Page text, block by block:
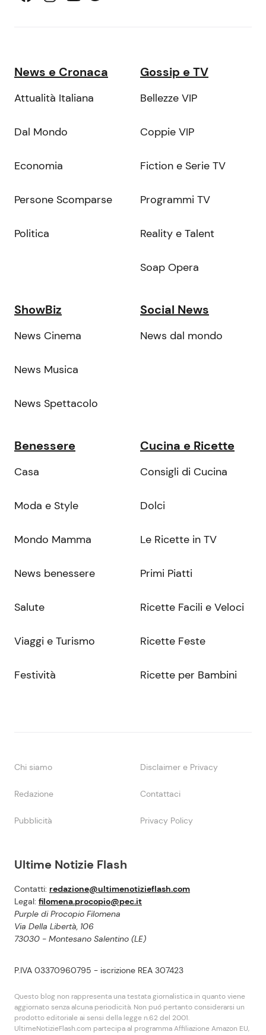
Ultime Notizie Flash
Contatti: redazione@ultimenotizieflash.com
Legal: filomena.procopio@pec.it
Purple di Procopio Filomena
Via Della Libertà, 106
73030 - Montesano Salentino (LE)
P.IVA 03370960795 - iscrizione REA 307423
Questo blog non rappresenta una testata giornalistica in quanto viene
aggiornato senza alcuna periodicità. Non puó pertanto considerarsi un
prodotto editoriale ai sensi della legge n.62 del 2001.
UltimeNotizieFlash.com partecipa al programma Affiliazione Amazon EU,
News e Cronaca
Attualità Italiana
Dal Mondo
Economia
Persone Scomparse
Politica
Gossip e TV
Bellezze VIP
Coppie VIP
Fiction e Serie TV
Programmi TV
Reality e Talent
Soap Opera
ShowBiz
News Cinema
News Musica
News Spettacolo
Social News
News dal mondo
Benessere
Casa
Moda e Style
Mondo Mamma
News benessere
Salute
Viaggi e Turismo
Festività
Cucina e Ricette
Consigli di Cucina
Dolci
Le Ricette in TV
Primi Piatti
Ricette Facili e Veloci
Ricette Feste
Ricette per Bambini
Chi siamo Disclaimer e Privacy
Redazione Contattaci
Pubblicità Privacy Policy